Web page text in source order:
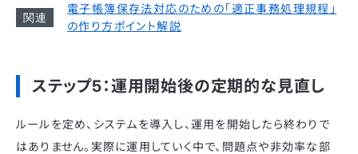
電子帳簿保存法対応のための「適正事務処理規程」
の作り方ポイント解説
ステップ5：運用開始後の定期的な見直し
ルールを定め、システムを導入し、運用を開始したら終わりで
はありません。実際に運用していく中で、問題点や非効率な部